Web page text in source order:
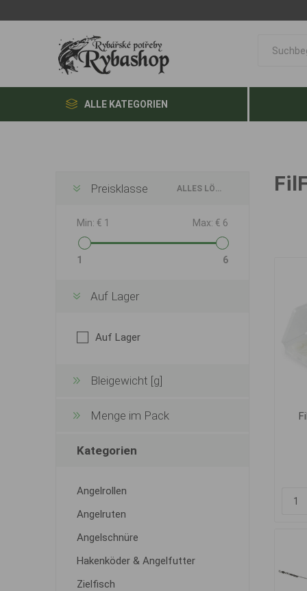
ALLE KATEGORIEN
ALLES LÖSCHEN
Preisklasse
Min: € 1 Max: € 6
1 6
Auf Lager
Auf Lager
Bleigewicht [g]
Menge im Pack
Kategorien
Angelrollen
Angelruten
Angelschnüre
Hakenköder & Angelfutter
Zielfisch